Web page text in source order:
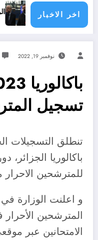
اخر الاخبار
الدول الأطراف الرجل
نوفمبر 19, 2022
تسجيل
تنطلق التسجيلات
للمترشحين الاحرار من يوم
و اعلنت الوزارة
المترشحين الأحرار
الامتحانين عبر